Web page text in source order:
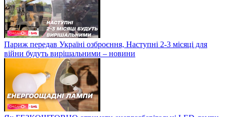
Париж передав Україні озброєння, Наступні 2-3 місяці для
війни будуть вирішальними – новини